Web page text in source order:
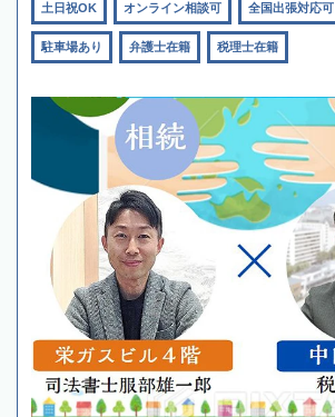
土日祝OK オンライン相談可 全国出張対応可
駐車場あり 弁護士在籍 税理士在籍